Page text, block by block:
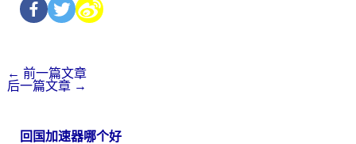
← 前一篇文章
后一篇文章 →
回国加速器哪个好